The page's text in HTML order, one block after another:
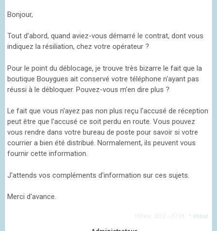
Bonjour,
Tout d'abord, quand aviez-vous démarré le contrat, dont vous
indiquez la résiliation, chez votre opérateur ?
Pour le point du déblocage, je trouve très bizarre le fait que la
boutique Bouygues ait conservé votre téléphone n'ayant pas
réussi à le débloquer. Pouvez-vous m'en dire plus ?
Le fait que vous n'ayez pas non plus reçu l'accusé de réception
peut être que l'accusé ce soit perdu en route. Vous pouvez
vous rendre dans votre bureau de poste pour savoir si votre
courrier a bien été distribué. Normalement, ils peuvent vous
fournir cette information.
J'attends vos compléments d'information sur ces sujets.
Merci d'avance.
19 févr. 2012 – 17:01 ^ début